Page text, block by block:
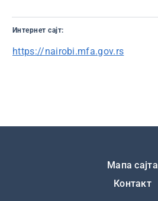
Интернет сајт:
https://nairobi.mfa.gov.rs
Мапа сајта
Контакт